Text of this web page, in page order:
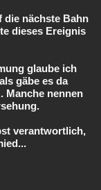
die nächste Bahn
dieses Ereignis
glaube ich
gäbe es da
Manche nennen
verantwortlich,